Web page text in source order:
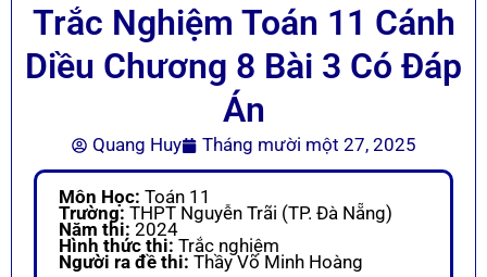
Trắc Nghiệm Toán 11 Cánh
Diều Chương 8 Bài 3 Có Đáp
Án
Quang Huy Tháng mười một 27, 2025
Môn Học: Toán 11
Trường: THPT Nguyễn Trãi (TP. Đà Nẵng)
Năm thi: 2024
Hình thức thi: Trắc nghiệm
Người ra đề thi: Thầy Võ Minh Hoàng